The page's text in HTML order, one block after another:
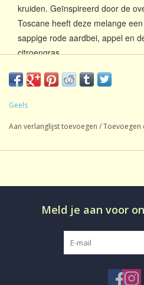
kruiden. Geïnspireerd door de
Toscane heeft deze melange
sappige rode aardbei, appel en
citroengras.
Zwarte thee, aardbeibladeren,
Geels
Aan verlanglijst toevoegen /Toevoegen
Meld je aan voor